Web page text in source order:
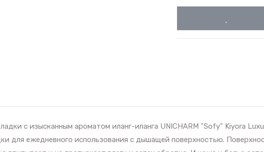
с изысканным ароматом иланг-иланга UNICHARM "Sofy" Kiyora
для ежедневного использования с дышащей поверхностью.